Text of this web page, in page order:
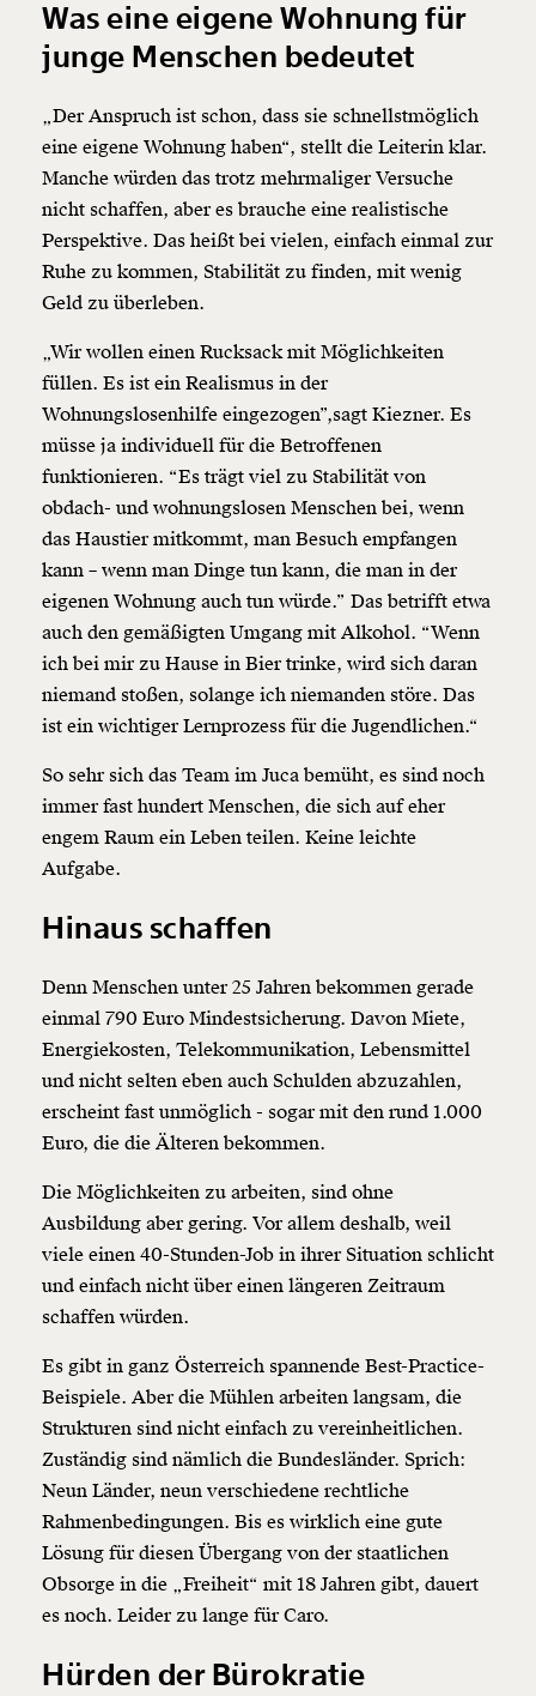
Was eine eigene Wohnung für
junge Menschen bedeutet
„Der Anspruch ist schon, dass sie schnellstmöglich
eine eigene Wohnung haben“, stellt die Leiterin klar.
Manche würden das trotz mehrmaliger Versuche
nicht schaffen, aber es brauche eine realistische
Perspektive. Das heißt bei vielen, einfach einmal zur
Ruhe zu kommen, Stabilität zu finden, mit wenig
Geld zu überleben.
„Wir wollen einen Rucksack mit Möglichkeiten
füllen. Es ist ein Realismus in der
Wohnungslosenhilfe eingezogen”,sagt Kiezner. Es
müsse ja individuell für die Betroffenen
funktionieren. “Es trägt viel zu Stabilität von
obdach- und wohnungslosen Menschen bei, wenn
das Haustier mitkommt, man Besuch empfangen
kann – wenn man Dinge tun kann, die man in der
eigenen Wohnung auch tun würde.” Das betrifft etwa
auch den gemäßigten Umgang mit Alkohol. “Wenn
ich bei mir zu Hause in Bier trinke, wird sich daran
niemand stoßen, solange ich niemanden störe. Das
ist ein wichtiger Lernprozess für die Jugendlichen.“
So sehr sich das Team im Juca bemüht, es sind noch
immer fast hundert Menschen, die sich auf eher
engem Raum ein Leben teilen. Keine leichte
Aufgabe.
Hinaus schaffen
Denn Menschen unter 25 Jahren bekommen gerade
einmal 790 Euro Mindestsicherung. Davon Miete,
Energiekosten, Telekommunikation, Lebensmittel
und nicht selten eben auch Schulden abzuzahlen,
erscheint fast unmöglich - sogar mit den rund 1.000
Euro, die die Älteren bekommen.
Die Möglichkeiten zu arbeiten, sind ohne
Ausbildung aber gering. Vor allem deshalb, weil
viele einen 40-Stunden-Job in ihrer Situation schlicht
und einfach nicht über einen längeren Zeitraum
schaffen würden.
Es gibt in ganz Österreich spannende Best-Practice-
Beispiele. Aber die Mühlen arbeiten langsam, die
Strukturen sind nicht einfach zu vereinheitlichen.
Zuständig sind nämlich die Bundesländer. Sprich:
Neun Länder, neun verschiedene rechtliche
Rahmenbedingungen. Bis es wirklich eine gute
Lösung für diesen Übergang von der staatlichen
Obsorge in die „Freiheit“ mit 18 Jahren gibt, dauert
es noch. Leider zu lange für Caro.
Hürden der Bürokratie